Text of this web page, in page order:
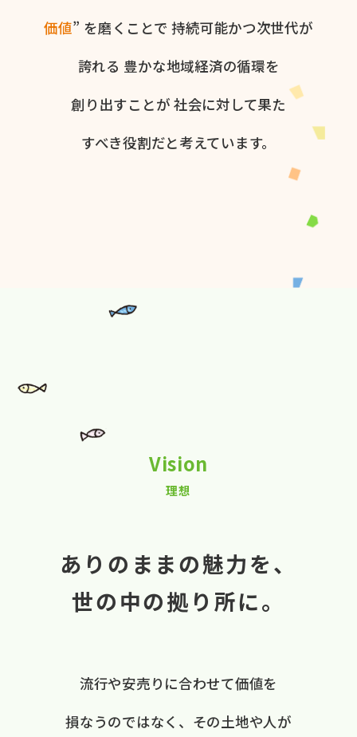
価値” を​磨く​ことで 持続可能かつ次世代が​
誇れる 豊かな​地域経済の​循環を​
創り出すことが 社会に​対して​果た​
すべき役割だと​考えています。​
Vision
理想
ありのままの魅力を、
世の中の拠り所に。
流行や​安売りに​合わせて​価値を​
損なうのではなく、 ​その​土地や​人が​